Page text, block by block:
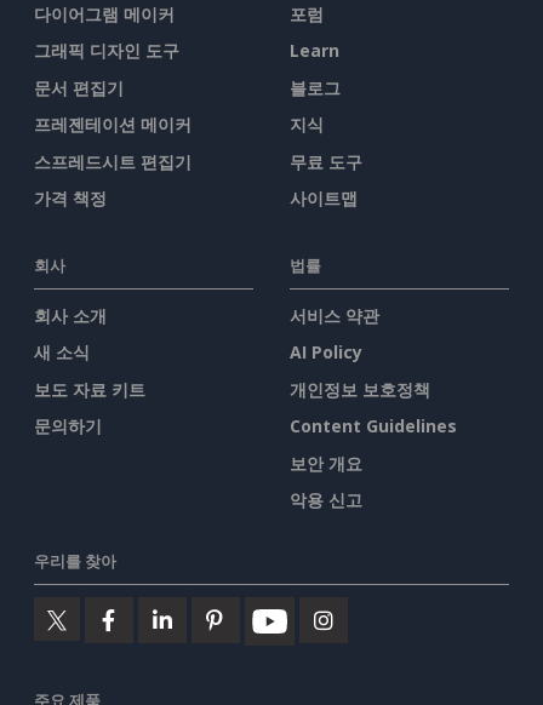
다이어그램 메이커
그래픽 디자인 도구
문서 편집기
프레젠테이션 메이커
스프레드시트 편집기
가격 책정
포럼
Learn
블로그
지식
무료 도구
사이트맵
회사
회사 소개
새 소식
보도 자료 키트
문의하기
법률
서비스 약관
AI Policy
개인정보 보호정책
Content Guidelines
보안 개요
악용 신고
우리를 찾아
주요 제품